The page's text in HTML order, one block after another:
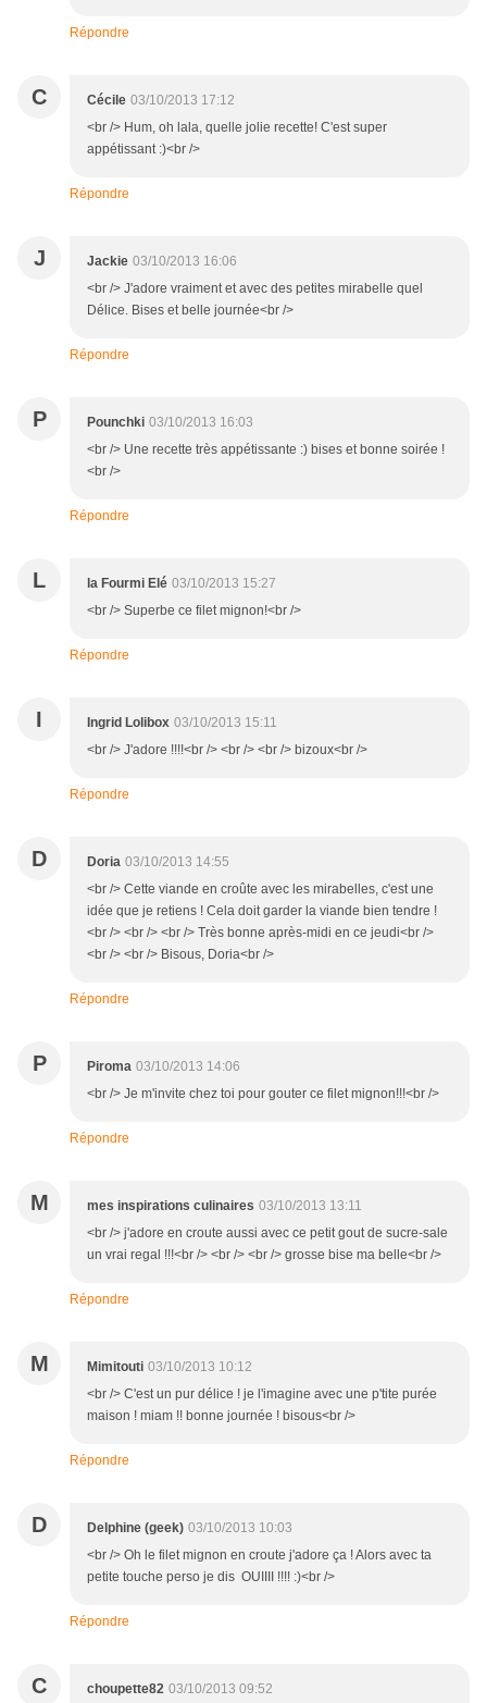
Répondre
C Cécile 03/10/2013 17:12
<br /> Hum, oh lala, quelle jolie recette! C'est super
appétissant :)<br />
Répondre
J Jackie 03/10/2013 16:06
<br /> J'adore vraiment et avec des petites mirabelle quel
Délice. Bises et belle journée<br />
Répondre
P Pounchki 03/10/2013 16:03
<br /> Une recette très appétissante :) bises et bonne soirée !
<br />
Répondre
L la Fourmi Elé 03/10/2013 15:27
<br /> Superbe ce filet mignon!<br />
Répondre
I Ingrid Lolibox 03/10/2013 15:11
<br /> J'adore !!!!<br /> <br /> <br /> bizoux<br />
Répondre
D Doria 03/10/2013 14:55
<br /> Cette viande en croûte avec les mirabelles, c'est une
idée que je retiens ! Cela doit garder la viande bien tendre !
<br /> <br /> <br /> Très bonne après-midi en ce jeudi<br />
<br /> <br /> Bisous, Doria<br />
Répondre
P Piroma 03/10/2013 14:06
<br /> Je m'invite chez toi pour gouter ce filet mignon!!!<br />
Répondre
M mes inspirations culinaires 03/10/2013 13:11
<br /> j'adore en croute aussi avec ce petit gout de sucre-sale
un vrai regal !!!<br /> <br /> <br /> grosse bise ma belle<br />
Répondre
M Mimitouti 03/10/2013 10:12
<br /> C'est un pur délice ! je l'imagine avec une p'tite purée
maison ! miam !! bonne journée ! bisous<br />
Répondre
D Delphine (geek) 03/10/2013 10:03
<br /> Oh le filet mignon en croute j'adore ça ! Alors avec ta
petite touche perso je dis OUIIII !!!! :)<br />
Répondre
C choupette82 03/10/2013 09:52